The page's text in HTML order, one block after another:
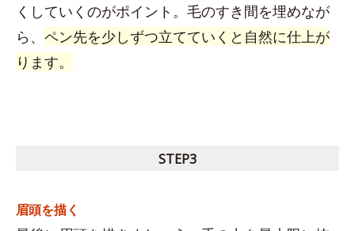
くしていくのがポイント。毛のすき間を埋めなが
ら、 ペン先を少しずつ立てていくと自然に仕上が
ります。
STEP3
眉頭を描く